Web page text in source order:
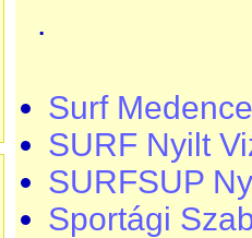
.
Surf Medence
SURF Nyilt
SURFSUP
Sportági